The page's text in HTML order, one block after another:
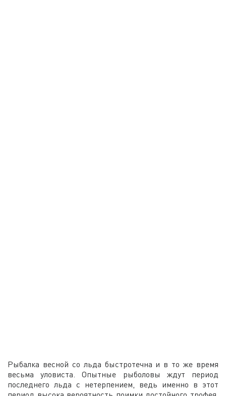
Рыбалка весной со льда быстротечна и в то же время
весьма уловиста. Опытные рыболовы ждут период
последнего льда с нетерпением, ведь именно в этот